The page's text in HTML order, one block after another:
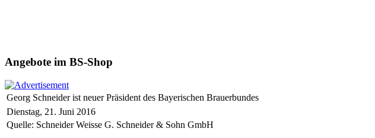
Angebote im BS-Shop
Georg Schneider ist neuer Präsident des Bayerischen Brauerbundes
Dienstag, 21. Juni 2016
Quelle: Schneider Weisse G. Schneider & Sohn GmbH